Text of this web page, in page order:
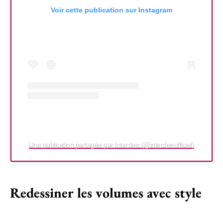
Voir cette publication sur Instagram
Une publication partagée par Interdee (@interdeeofficiel)
Redessiner les volumes avec style